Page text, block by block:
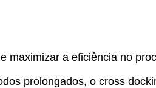
maximizar a eficiência no
prolongados, o cross